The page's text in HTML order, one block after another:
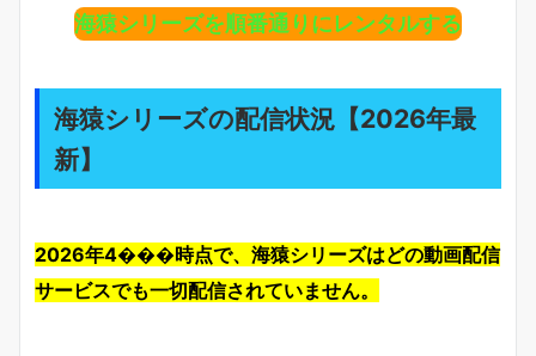
海猿シリーズを順番通りにレンタルする
海猿シリーズの配信状況【2026年最
新】
2026年4���時点で、海猿シリーズはどの動画配信
サービスでも一切配信されていません。